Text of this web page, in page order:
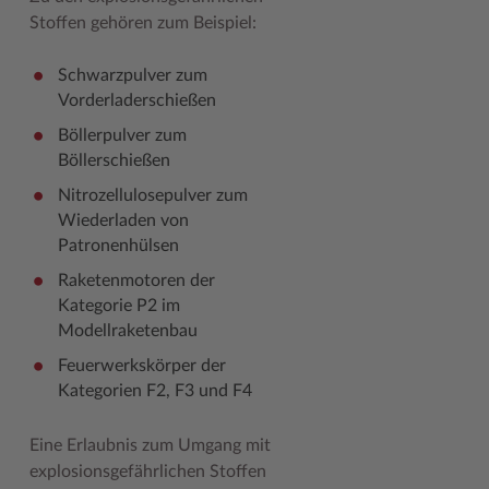
Woche der Seelischen Gesundheit
#MeinStormarn
Zahlen, Daten, Fakten
Stoffen gehören zum Beispiel:
Schwarzpulver zum
Vorderladerschießen
Böllerpulver zum
Böllerschießen
Nitrozellulosepulver zum
Wiederladen von
Patronenhülsen
Raketenmotoren der
Kategorie P2 im
Modellraketenbau
Feuerwerkskörper der
Kategorien F2, F3 und F4
Eine Erlaubnis zum Umgang mit
explosionsgefährlichen Stoffen